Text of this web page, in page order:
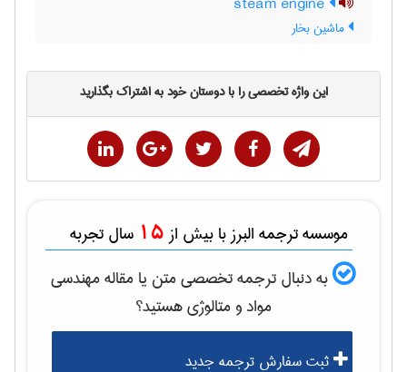
ماشین بخار
این واژه تخصصی را با دوستان خود به اشتراک بگذارید
موسسه ترجمه البرز با بیش از 15 سال تجربه
به دنبال ترجمه تخصصی متن یا مقالهمهندسی
مواد و متالوژیهستید؟
ثبت سفارش ترجمه جدید